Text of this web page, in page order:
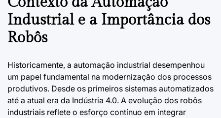
Industrial e a Importância dos
Robôs
Historicamente, a automação industrial desempenhou
um papel fundamental na modernização dos processos
produtivos. Desde os primeiros sistemas automatizados
até a atual era da Indústria 4.0. A evolução dos robôs
industriais reflete o esforço contínuo em integrar